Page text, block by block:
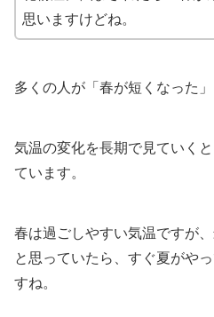
思いますけどね。
多くの人が「春が短くなった
気温の変化を長期で見ていく
ています。
春は過ごしやすい気温ですが
と思っていたら、すぐ夏がや
すね。